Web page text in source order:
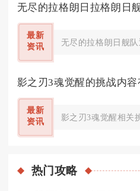
最新
资讯
无尽的拉格朗日舰
影之刃3魂觉醒的挑战内
最新
资讯
影之刃3魂觉醒相关
热门攻略